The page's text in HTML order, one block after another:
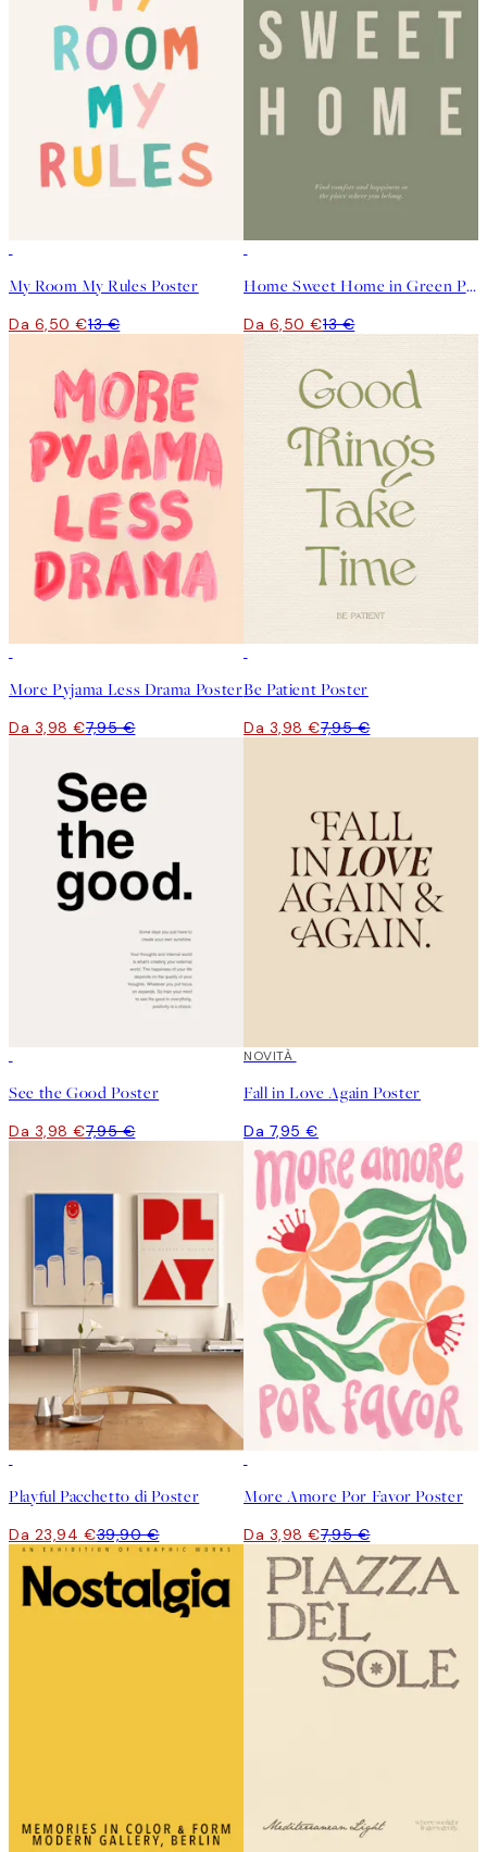
My Room My Rules Poster
Da 6,50 €13 €
Home Sweet Home in Green Poster
Da 6,50 €13 €
More Pyjama Less Drama Poster
Da 3,98 €7,95 €
Be Patient Poster
Da 3,98 €7,95 €
See the Good Poster
Da 3,98 €7,95 €
NOVITÀ
Fall in Love Again Poster
Da 7,95 €
Playful Pacchetto di Poster
Da 23,94 €39,90 €
More Amore Por Favor Poster
Da 3,98 €7,95 €